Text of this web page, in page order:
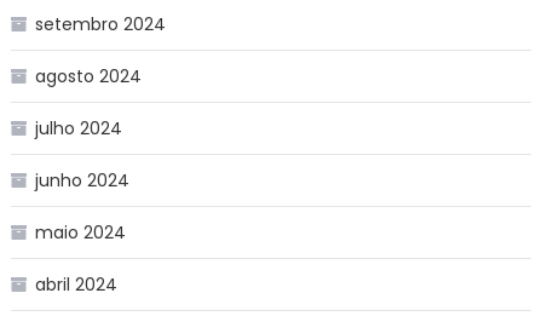
setembro 2024
agosto 2024
julho 2024
junho 2024
maio 2024
abril 2024